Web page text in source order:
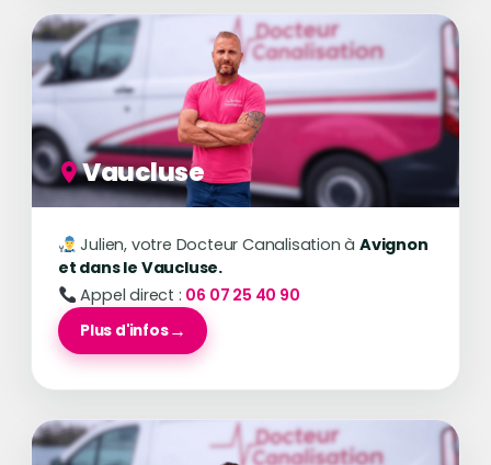
Vaucluse
Julien, votre Docteur Canalisation à Avignon
et dans le Vaucluse.
Appel direct : 06 07 25 40 90
Plus d'infos
Assistance Docteur Canalisation
En ligne — réponse rapide 7j/7